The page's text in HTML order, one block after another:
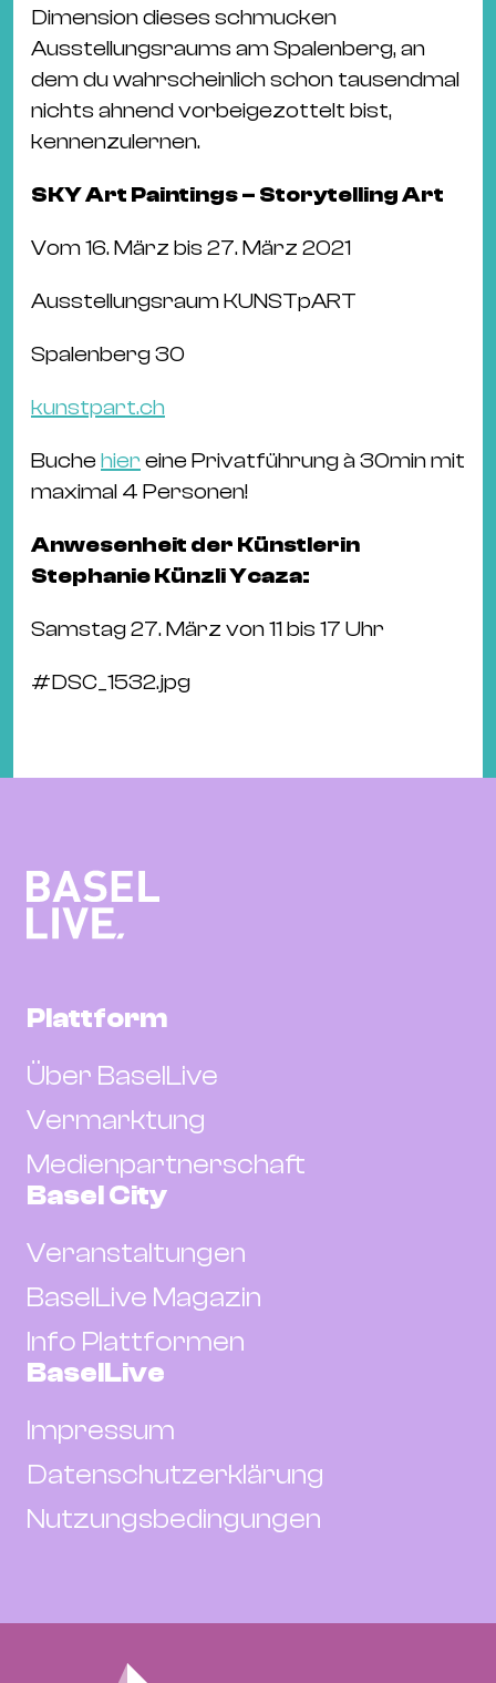
Dimension dieses schmucken
Ausstellungsraums am Spalenberg, an
dem du wahrscheinlich schon tausendmal
nichts ahnend vorbeigezottelt bist,
kennenzulernen.
SKY Art Paintings – Storytelling Art
Vom 16. März bis 27. März 2021
Ausstellungsraum KUNSTpART
Spalenberg 30
kunstpart.ch
Buche hier eine Privatführung à 30min mit
maximal 4 Personen!
Anwesenheit der Künstlerin
Stephanie Künzli Ycaza:
Samstag 27. März von 11 bis 17 Uhr
#DSC_1532.jpg
Plattform
Über BaselLive
Vermarktung
Medienpartnerschaft
Basel City
Veranstaltungen
BaselLive Magazin
Info Plattformen
BaselLive
Impressum
Datenschutzerklärung
Nutzungsbedingungen